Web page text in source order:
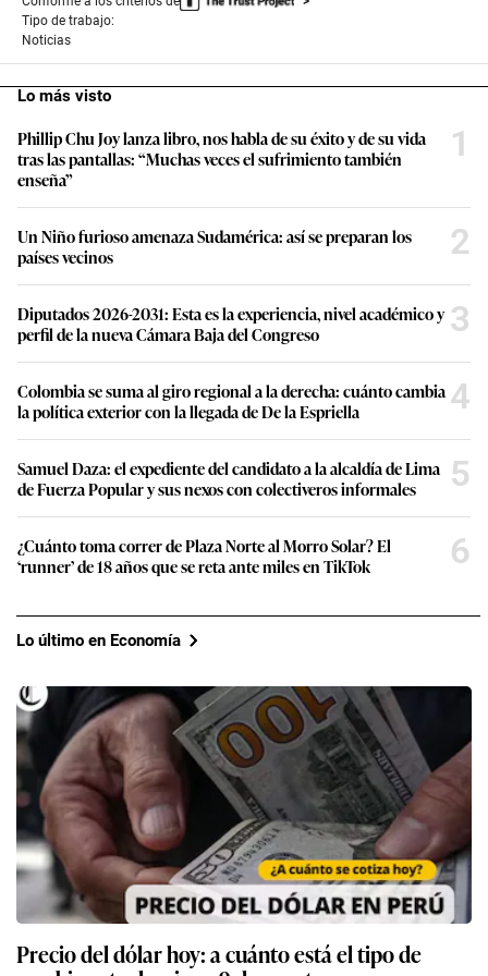
Tipo de trabajo:
Noticias
Lo más visto
Phillip Chu Joy lanza libro, nos habla de su éxito y de su vida
tras las pantallas: “Muchas veces el sufrimiento también
enseña”
1
Un Niño furioso amenaza Sudamérica: así se preparan los
países vecinos
2
Diputados 2026-2031: Esta es la experiencia, nivel académico y
perfil de la nueva Cámara Baja del Congreso
3
Colombia se suma al giro regional a la derecha: cuánto cambia
la política exterior con la llegada de De la Espriella
4
Samuel Daza: el expediente del candidato a la alcaldía de Lima
de Fuerza Popular y sus nexos con colectiveros informales
5
¿Cuánto toma correr de Plaza Norte al Morro Solar? El
‘runner’ de 18 años que se reta ante miles en TikTok
6
Lo último en Economía
Precio del dólar hoy: a cuánto está el tipo de